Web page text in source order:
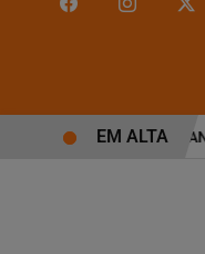
NO DIA DO
EM ALTA